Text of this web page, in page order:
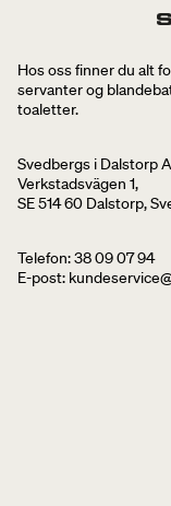
Hos oss finner du alt
servanter og
toaletter.
Svedbergs i Dalstorp
Verkstadsvägen 1,
SE 514 60 Dalstorp,
Telefon: 38 09 07 94
E-post: